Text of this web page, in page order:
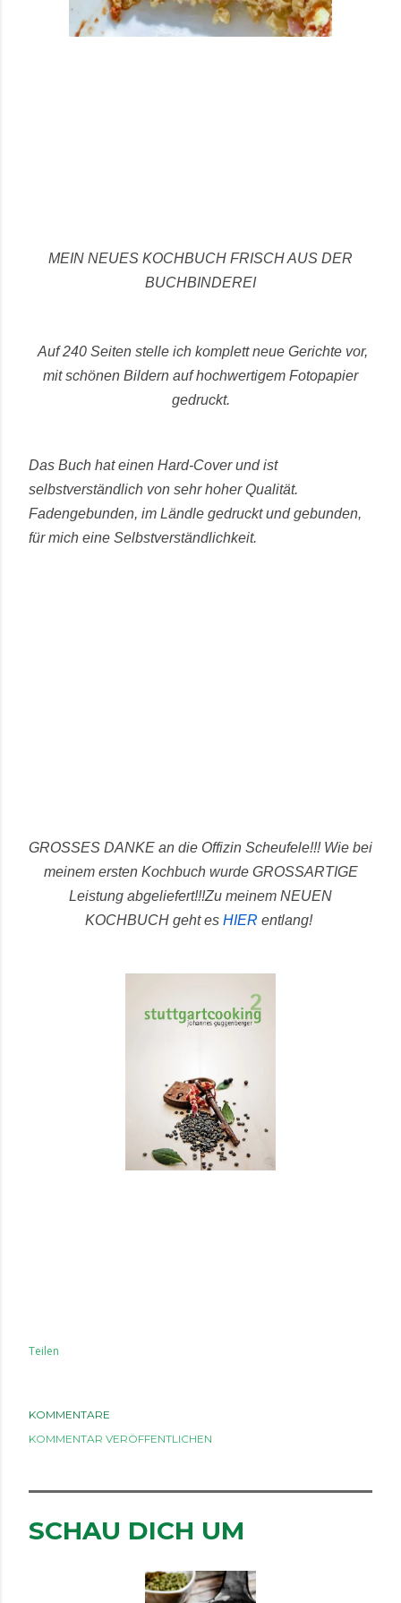
MEIN NEUES KOCHBUCH FRISCH AUS DER
BUCHBINDEREI
Auf 240 Seiten stelle ich komplett neue Gerichte vor,
mit schönen Bildern auf hochwertigem Fotopapier
gedruckt.
Das Buch hat einen Hard-Cover und ist
selbstverständlich von sehr hoher Qualität.
Fadengebunden, im Ländle gedruckt und gebunden,
für mich eine Selbstverständlichkeit.
GROSSES DANKE an die Offizin Scheufele!!! Wie bei
meinem ersten Kochbuch wurde GROSSARTIGE
Leistung abgeliefert!!!Zu meinem NEUEN
KOCHBUCH geht es HIER entlang!
Teilen
KOMMENTARE
KOMMENTAR VERÖFFENTLICHEN
SCHAU DICH UM